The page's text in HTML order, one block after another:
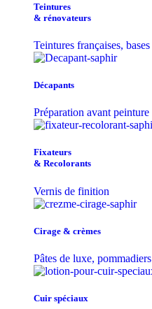
Teintu​res
& r​é​novateurs
Teintures françaises, bases
Décapants
Préparation avant peinture
Fixateurs
& Recolorants
Vernis de finition
Cirage & crèmes
Pâtes de luxe, pommadiers
Cuir spéciaux